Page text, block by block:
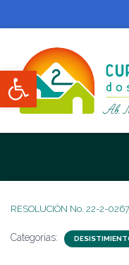
Abrir barra
RESOLUCIÓN No. 22-2-
Categorías: